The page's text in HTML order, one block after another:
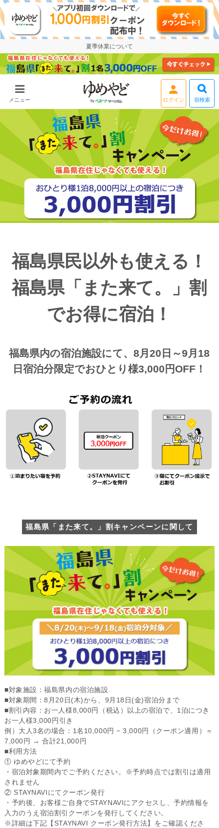
夏季休業について
メニュー 宿検索
福島県民以外も使える！
福島県「また来て。」割
でお得に宿泊！
福島県内の宿泊施設にて、8月20日～9月18
日宿泊分限定でおひとり様3,000円OFF！
福島県「また来て。」割キャンペーンに関して
■対象施設：福島県内の宿泊施設
■対象期間：8月20日(木)から、9月18日(金)宿泊分まで
■割引内容：お一人様8,000円（税込）以上の宿泊で、1泊につき
お一人様3,000円引き
例）大人3名の場合：1名10,000円 − 3,000円（クーポン適用）＝
7,000円 → 合計21,000円
■利用方法
① ゆめやどにて予約
・宿泊対象期間内でご予約ください。※予約時点では割引は適用
されません
② STAYNAVIにてクーポン発行
・予約後、お客様ご自身でSTAYNAVIにアクセスし、予約情報を
入力のうえ宿泊割引クーポンを発行してください。
※詳細は下記【STAYNAVI クーポン発行方法】をご確認くださ